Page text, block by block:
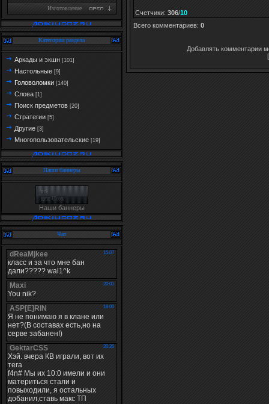
Изготовление
Категории раздела
Аркады и экшн [101]
Настольные [9]
Головоломки [140]
Слова [1]
Поиск предметов [20]
Стратегии [5]
Другие [3]
Многопользовательские [19]
Наши баннеры
Наши баннеры
Чат
Счетчики: 306/10
Всего комментариев: 0
Добавлять комментарии